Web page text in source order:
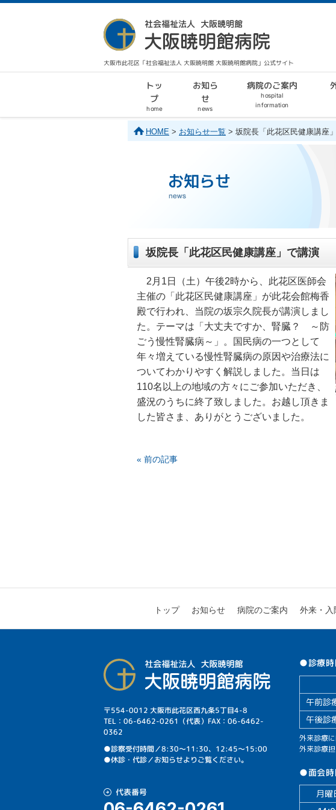
大阪市此花区「社会福祉法人 大阪暁明館 大阪暁明館病院」公式サイト
トッ
プ
home
お知ら
せ
news
病院のご案内
hospital
information
HOME > お知らせ一覧 > 坂院長「此花区民健康講座
坂院長「此花区民健康講座」で講演
2月1日（土）午後2時から、此花区医師会
主催の「此花区民健康講座」が此花会館梅香
殿で行われ、当院の坂宗久院長が講演しまし
た。テーマは「大丈夫ですか、腎臓？ ～防
ごう慢性腎臓病～」。国民病の一つとして
年々増えている慢性腎臓病の原因や治療法に
ついてわかりやすく解説しました。当日は
110名以上の地域の方々にご参加いただき、
盛況のうちに終了致しました。お越し頂きま
した皆さま、ありがとうございました。
« 前の記事
トップ お知らせ 病院のご案内 外来・入
〒554-0012 大阪市此花区西九条5丁目4-8
TEL：06-6462-0261（代表）FAX：06-6462-
0362
⁩●診察受付時間／8:30～11:30、12:45～15:00
●休診・代診／お知らせよりご覧ください。
代表番号
●診療時
午前診
午後診
外来診療
外来診療
●面会時
月曜